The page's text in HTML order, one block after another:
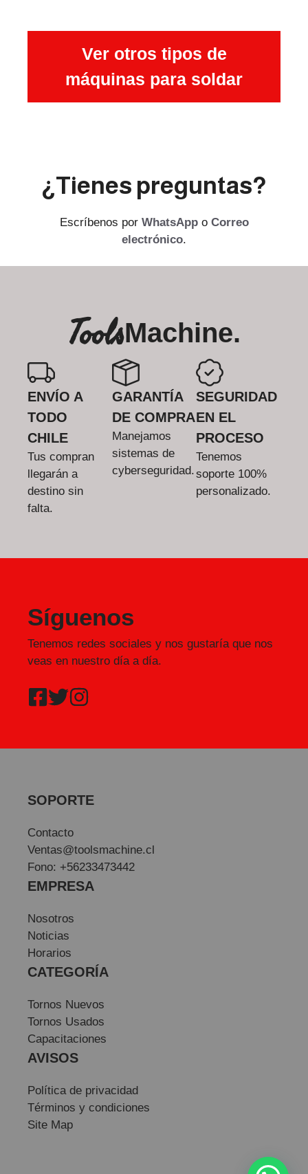
Ver otros tipos de
máquinas para soldar
¿Tienes preguntas?
Escríbenos por WhatsAppo Correo
electrónico.
ToolsMachine.
ENVÍO A
TODO
CHILE
Tus compran
llegarán a
destino sin
falta.
GARANTÍA
DE COMPRA
Manejamos
sistemas de
cyberseguridad.
SEGURIDAD
EN EL
PROCESO
Tenemos
soporte 100%
personalizado.
Síguenos
Tenemos redes sociales y nos gustaría que nos
veas en nuestro día a día.
SOPORTE
Contacto
Ventas@toolsmachine.cl
Fono: +56233473442
EMPRESA
Nosotros
Noticias
Horarios
CATEGORÍA
Tornos Nuevos
Tornos Usados
Capacitaciones
AVISOS
Política de privacidad
Términos y condiciones
Site Map